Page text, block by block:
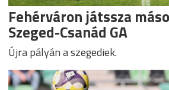
Fehérváron játssza
Szeged-Csanád GA
Újra pályán a szegediek.